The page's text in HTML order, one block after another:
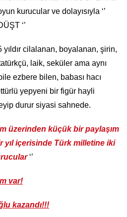
kurucular ve dolayısıyla ‘’
‘’
cilalanan, boyalanan, şirin,
laik, seküler ama aynı
ezbere bilen, babası hacı
yepyeni bir figür hayli
durur siyasi sahnede.
üzerinden küçük bir paylaşım
yıl içerisinde Türk milletine iki
‘’
var!
kazandı!!!